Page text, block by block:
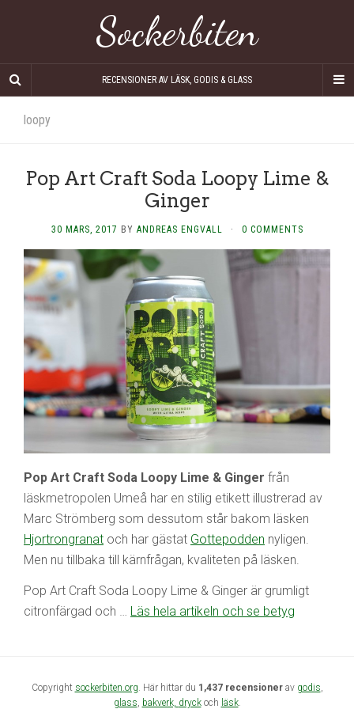
Sockerbiten
RECENSIONER AV LÄSK, GODIS & GLASS
loopy
Pop Art Craft Soda Loopy Lime &
Ginger
30 MARS, 2017 BY ANDREAS ENGVALL · 0 COMMENTS
Pop Art Craft Soda Loopy Lime & Ginger från
läskmetropolen Umeå har en stilig etikett illustrerad av
Marc Strömberg som dessutom står bakom läsken
Hjortrongranat och har gästat Gottepodden nyligen.
Men nu tillbaka till kärnfrågan, kvaliteten på läsken.
Pop Art Craft Soda Loopy Lime & Ginger är grumligt
citronfärgad och … Läs hela artikeln och se betyg
Copyright sockerbiten.org . Här hittar du 1,437 recensionerav godis
glass bakverk, dryckoch läsk.